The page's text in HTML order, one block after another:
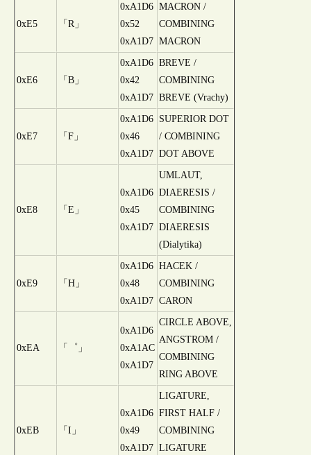
0xE5 「R」
0xA1D6
0x52
0xA1D7
MACRON /
COMBINING
MACRON
0xE6 「B」
0xA1D6
0x42
0xA1D7
BREVE /
COMBINING
BREVE (Vrachy)
0xE7 「F」
0xA1D6
0x46
0xA1D7
SUPERIOR DOT
/ COMBINING
DOT ABOVE
0xE8 「E」
0xA1D6
0x45
0xA1D7
UMLAUT,
DIAERESIS /
COMBINING
DIAERESIS
(Dialytika)
0xE9 「H」
0xA1D6
0x48
0xA1D7
HACEK /
COMBINING
CARON
0xEA 「゜」
0xA1D6
0xA1AC
0xA1D7
CIRCLE ABOVE,
ANGSTROM /
COMBINING
RING ABOVE
0xEB 「I」
0xA1D6
0x49
0xA1D7
LIGATURE,
FIRST HALF /
COMBINING
LIGATURE